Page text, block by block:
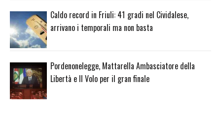
Caldo record in Friuli: 41 gradi nel Cividalese,
arrivano i temporali ma non basta
Pordenonelegge, Mattarella Ambasciatore della
Libertà e Il Volo per il gran finale